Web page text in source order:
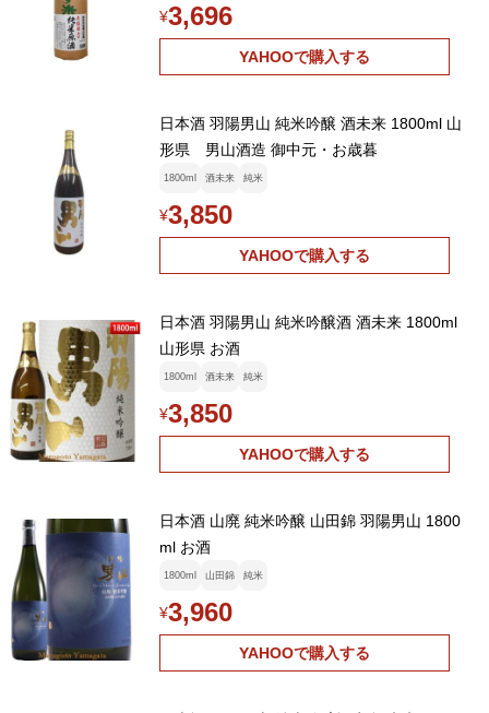
¥3,696
YAHOOで購入する
日本酒 羽陽男山 純米吟醸 酒未来 1800ml 山
形県 男山酒造 御中元・お歳暮
1800ml 酒未来 純米
¥3,850
YAHOOで購入する
日本酒 羽陽男山 純米吟醸酒 酒未来 1800ml
山形県 お酒
1800ml 酒未来 純米
¥3,850
YAHOOで購入する
日本酒 山廃 純米吟醸 山田錦 羽陽男山 1800
ml お酒
1800ml 山田錦 純米
¥3,960
YAHOOで購入する